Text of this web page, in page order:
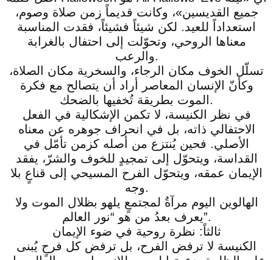
جميع القديسين»، وكانت قديماً زمن صلاة وصوم،
استعداداً للعيد. لكن شيئاً فشيئاً، فقدت المناسبة
معناها الروحي، وتحوّلت إلى احتفال بالغرابة
والرعب.
تسلّل الخوف مكان الرجاء، والسخرية مكان الصلاة،
وكأنّ الإنسان المعاصر أراد أن يتصالح مع فكرة
الموت بطريقة تُخفيها بالضحك.
في نظر الكنيسة، لا تكمن الإشكالية في الفعل
الاحتفالي ذاته، بل في انحراف جوهره عن معناه
الأصلي. فحين يُنتزع من أصله كزمن تأمّل في
القداسة، ويتحوّل إلى تمجيدٍ للخوف والشرّ، يفقد
الإيمان عمقه، ويتحوّل الفرح المسيحي إلى قناعٍ بلا
وجه.
الهالوين اليوم مرآةٌ لمجتمعٍ يلهو بظلال الموت ولا
يعرف بعدُ من هو “نور العالم”.
ثالثاً: نظرة روحية في ضوء الإيمان
الكنيسة لا ترفض الفرح، بل ترفض كل فرحٍ يُبنى